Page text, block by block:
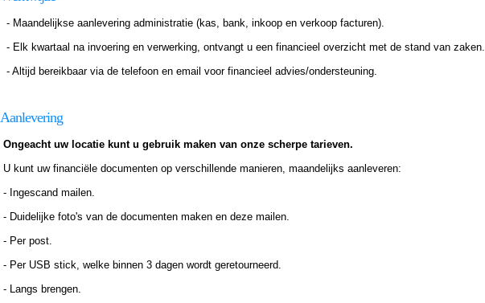
- Maandelijkse aanlevering administratie (kas, bank, inkoop en verkoop facturen).
- Elk kwartaal na invoering en verwerking, ontvangt u een financieel overzicht met de stand van zaken.
- Altijd bereikbaar via de telefoon en email voor financieel advies/ondersteuning.
Aanlevering
Ongeacht uw locatie kunt u gebruik maken van onze scherpe tarieven.
U kunt uw financiële documenten op verschillende manieren, maandelijks aanleveren:
- Ingescand mailen.
- Duidelijke foto's van de documenten maken en deze mailen.
- Per post.
- Per USB stick, welke binnen 3 dagen wordt geretourneerd.
- Langs brengen.